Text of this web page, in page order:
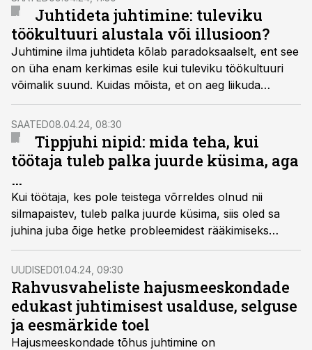
Juhtideta juhtimine: tuleviku
töökultuuri alustala või illusioon?
Juhtimine ilma juhtideta kõlab paradoksaalselt, ent see
on üha enam kerkimas esile kui tuleviku töökultuuri
võimalik suund. Kuidas mõista, et on aeg liikuda
traditsioonilisest juhtimismudelist kaugemale,
isejuhtivate meeskondade poole? Millised on peamised
väljakutsed ja võidud, mis sel teekonnal ees ootavad?
SAATED08.04.24, 08:30
Tippjuhi nipid: mida teha, kui
töötaja tuleb palka juurde küsima, aga
…
Kui töötaja, kes pole teistega võrreldes olnud nii
silmapaistev, tuleb palka juurde küsima, siis oled sa
juhina juba õige hetke probleemidest rääkimiseks
mööda lasknud, rääkis Prisma Peremarketi Eesti
maajuht Teemu Kilpiä.
UUDISED01.04.24, 09:30
Rahvusvaheliste hajusmeeskondade
edukast juhtimisest usalduse, selguse
ja eesmärkide toel
Hajusmeeskondade tõhus juhtimine on